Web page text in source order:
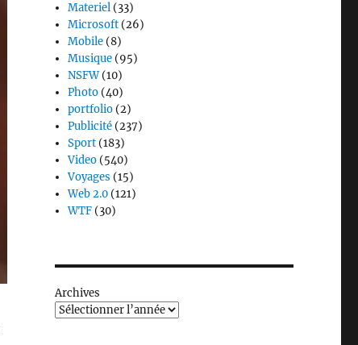
Materiel (33)
Microsoft (26)
Mobile (8)
Musique (95)
NSFW(10)
Photo (40)
portfolio (2)
Publicité (237)
Sport (183)
Video (540)
Voyages (15)
Web 2.0 (121)
WTF (30)
Archives